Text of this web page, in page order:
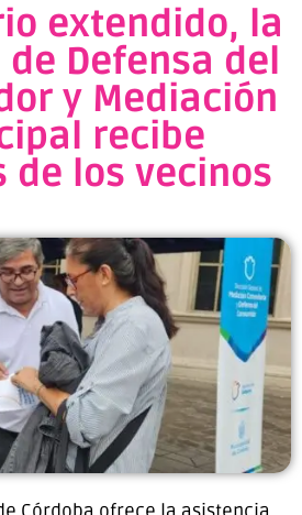
extendido, la
Defensa del
y Mediación
recibe
de los vecinos